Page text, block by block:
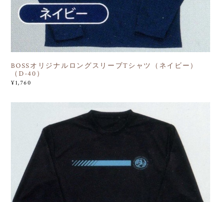
BOSSオリジナルロングスリーブTシャツ（ネイビー）
（D-40）
¥1,760